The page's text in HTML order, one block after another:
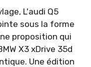
L'audi Q5
sous la forme
proposition qui
X3 xDrive 35d
Une édition